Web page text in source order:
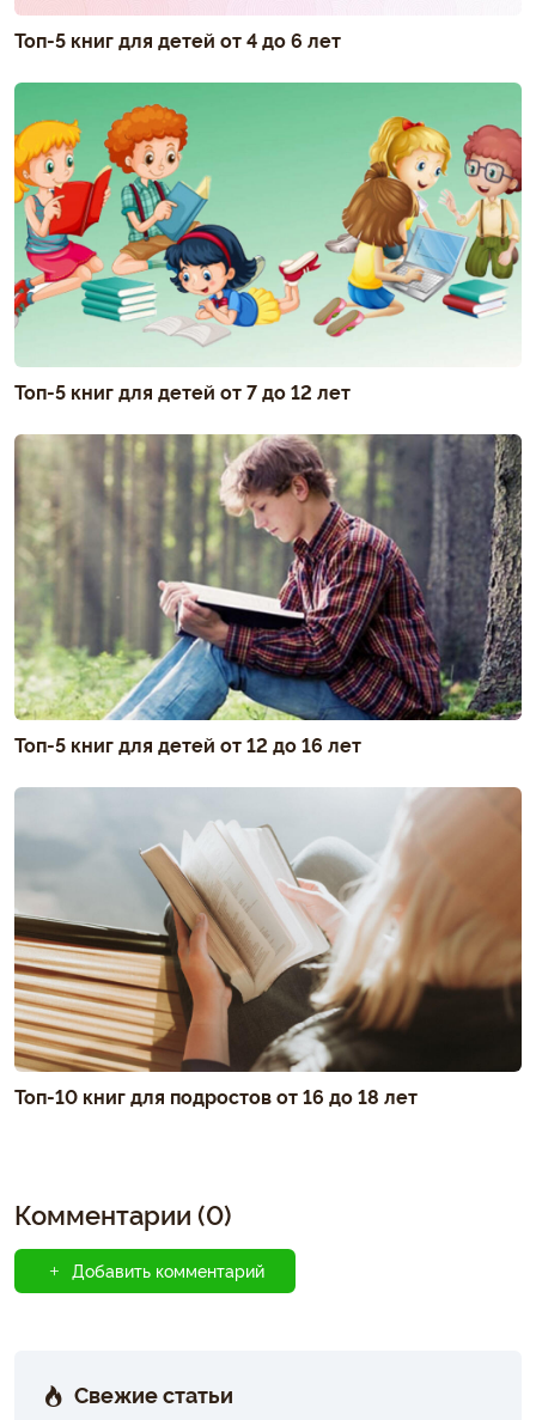
Топ-5 книг для детей от 4 до 6 лет
Топ-5 книг для детей от 7 до 12 лет
Топ-5 книг для детей от 12 до 16 лет
Топ-10 книг для подростов от 16 до 18 лет
Комментарии (0)
Добавить комментарий
Свежие статьи